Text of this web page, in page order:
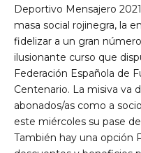
Deportivo Mensajero
masa social rojinegra, la
fidelizar a un gran
ilusionante curso que
Federación Española de
Centenario. La misiva va
abonados/as como a
este miércoles su pase
También hay una opción